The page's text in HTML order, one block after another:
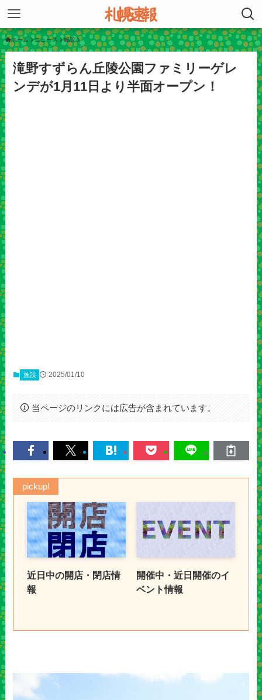
ホーム ニュース 施設
滝野すずらん丘陵公園ファミリーゲレ
ンデが1月11日より半面オープン！
施設 2025/01/10
当ページのリンクには広告が含まれています。
pickup!
近日中の開店・閉店情
報
開催中・近日開催のイ
ベント情報